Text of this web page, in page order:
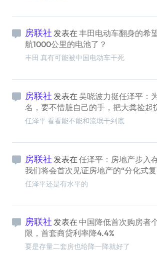
房联社 发表在 丰田电动车翻身的希
航1000公里的电池了？
丰田 真有可能被中国电动车干死
房联社 发表在 吴晓波力挺任泽平：
名，要不惜脏自己的手，把大粪捡起
任泽平 看看能不能和流氓干到底
房联社 发表在 任泽平：房地产步入
我们将会首次见证房地产的“分化式
任泽平还是有水平的
房联社 发表在 中国降低首次购房者
限，首套商贷利率降4.4%
要是存量二套房也给降一降就好了